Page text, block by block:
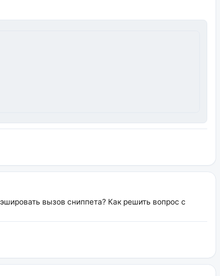
вызов сниппета? Как решить вопрос с